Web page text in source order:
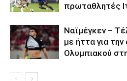
πρωταθλητές
Ναϊμέγκεν –
με ήττα για
Ολυμπιακού